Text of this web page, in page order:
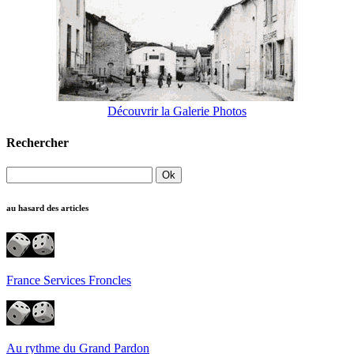
Découvrir la Galerie Photos
Rechercher
au hasard des articles
France Services Froncles
Au rythme du Grand Pardon